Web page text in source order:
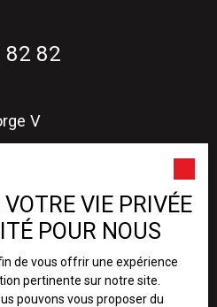
82 82
V
14 36
de biens)
V
VIE PRIVÉE
POUR NOUS
de vous offrir une expérience
pertinente sur notre site.
pouvons vous proposer du